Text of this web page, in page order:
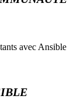
avec Ansible